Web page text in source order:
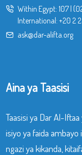
Within Egypt: 107|
International: +20 2
ask@dar-alifta.org
Aina ya Taasisi
Taasisi ya Dar Al-
isiyo ya faida
ngazi ya kikanda,